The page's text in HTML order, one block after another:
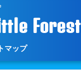
Forest
マップ